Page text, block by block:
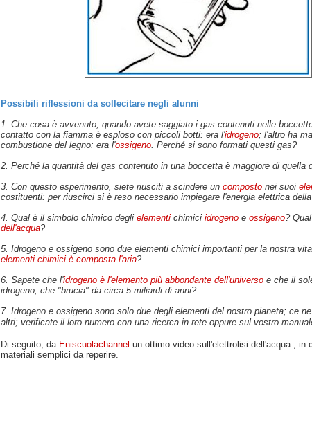
Possibili riflessioni da sollecitare negli alunni
1. Che cosa è avvenuto, quando avete saggiato i gas contenuti nelle
contatto con la fiamma è esploso con piccoli botti: era l'idrogeno; l'altro ha
combustione del legno: era l'ossigeno. Perché si sono formati questi gas?
2. Perché la quantità del gas contenuto in una boccetta è maggiore di quella
3. Con questo esperimento, siete riusciti a scindere un compostonei suoi
costituenti: per riuscirci si è reso necessario impiegare l'energia elettrica
4. Qual è il simbolo chimico deglielementichimici idrogenoe ossigeno?
dell'acqua?
5. Idrogeno e ossigeno sono due elementi chimici importanti per la nostra
elementi chimici è composta l'aria?
6. Sapete che l'idrogeno è l'elemento più abbondante dell'universoe che il
idrogeno, che "brucia" da circa 5 miliardi di anni?
7. Idrogeno e ossigeno sono solo due degli elementi del nostro pianeta; ce
altri; verificate il loro numero con una ricerca in rete oppure sul vostro
Di seguito, da Eniscuolachannel un ottimo video sull'elettrolisi dell'acqua , in
materiali semplici da reperire.